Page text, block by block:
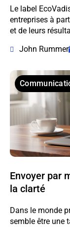
Le label
entreprises à
et de leurs
John Rummer
Envoyer par
la clarté
Dans le monde
semble être une